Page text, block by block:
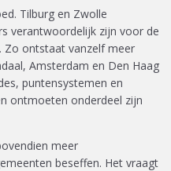
Tilburg en Zwolle
verantwoordelijk zijn voor de
Zo ontstaat vanzelf meer
Amsterdam en Den Haag
puntensystemen en
ontmoeten onderdeel zijn
meer
beseffen. Het vraagt